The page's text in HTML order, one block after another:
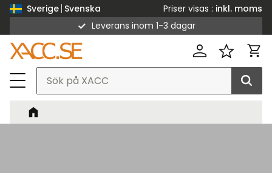
Sverige Svenska Priser visas
inkl. moms
Leverans inom 1-3 dagar